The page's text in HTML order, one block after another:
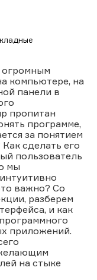
огромным
компьютере, на
панели в
пропитан
программе,
за понятием
сделать его
пользователь
мы
важно? Со
разберем
и как
приложений.
на стыке